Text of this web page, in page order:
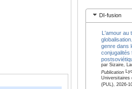
DI-fusion
L'amour au
genre dans
conjugalités
par Sizaire,
Publication
Universitaires
(PUL), 2026-